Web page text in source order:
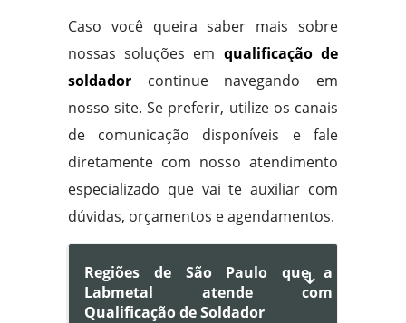
Caso você queira saber mais sobre
nossas soluções em qualificação de
soldador continue navegando em
nosso site. Se preferir, utilize os canais
de comunicação disponíveis e fale
diretamente com nosso atendimento
especializado que vai te auxiliar com
dúvidas, orçamentos e agendamentos.
Regiões de São Paulo que a
Labmetal atende com
Qualificação de Soldador